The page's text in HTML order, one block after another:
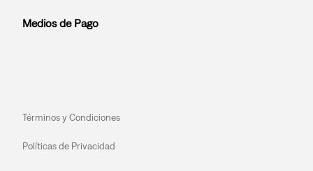
Medios de Pago
Términos y Condiciones
Políticas de Privacidad